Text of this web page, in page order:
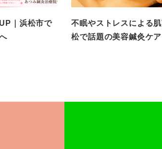
｜浜松市で
不眠やストレスによる
松で話題の美容鍼灸ケア